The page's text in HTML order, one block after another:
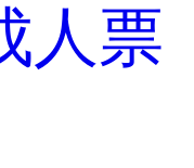
人票